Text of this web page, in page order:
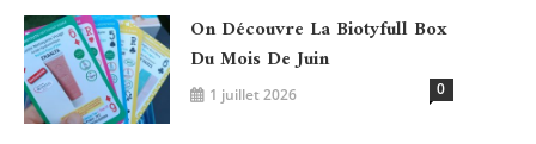
On Découvre La Biotyfull Box
Du Mois De Juin
1 juillet 2026 0